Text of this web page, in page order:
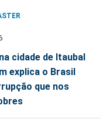
cidade de Itaubal
explica o Brasil
que nos